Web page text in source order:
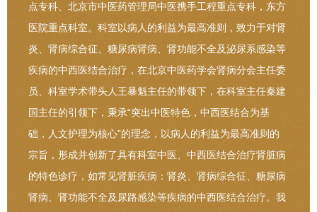
点专科、北京市中医药管理局中医携手工程重点专科，东方
医院重点科室。科室以病人的利益为最高准则，致力于对肾
炎、肾病综合征、糖尿病肾病、肾功能不全及泌尿系感染等
疾病的中西医结合治疗，在北京中医药学会肾病分会主任委
员、科室学术带头人王暴魁主任的带领下，在科室主任秦建
国主任的引领下，秉承“突出中医特色，中西医结合为基
础，人文护理为核心”的理念，以病人的利益为最高准则的
宗旨，形成并创新了具有科室中医、中西医结合治疗肾脏病
的特色诊疗，如常见肾脏疾病：肾炎、肾病综合征、糖尿病
肾病、肾功能不全及尿路感染等疾病的中西医结合治疗。我